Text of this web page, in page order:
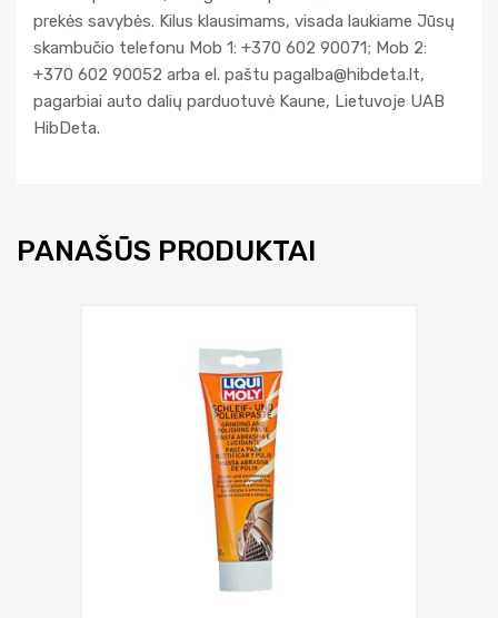
prekės savybės. Kilus klausimams, visada laukiame Jūsų
skambučio telefonu Mob 1: +370 602 90071; Mob 2:
+370 602 90052 arba el. paštu pagalba@hibdeta.lt,
pagarbiai auto dalių parduotuvė Kaune, Lietuvoje UAB
HibDeta.
PANAŠŪS PRODUKTAI